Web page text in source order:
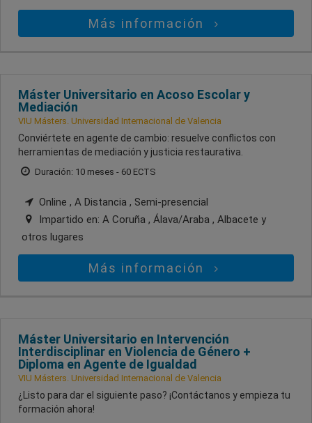
Más información
Máster Universitario en Acoso Escolar y
Mediación
VIU Másters. Universidad Internacional de Valencia
Conviértete en agente de cambio: resuelve conflictos con
herramientas de mediación y justicia restaurativa.
Duración: 10 meses - 60 ECTS
Online , A Distancia , Semi-presencial
Impartido en: A Coruña , Álava/Araba , Albacete y
otros lugares
Más información
Máster Universitario en Intervención
Interdisciplinar en Violencia de Género +
Diploma en Agente de Igualdad
VIU Másters. Universidad Internacional de Valencia
¿Listo para dar el siguiente paso? ¡Contáctanos y empieza tu
formación ahora!